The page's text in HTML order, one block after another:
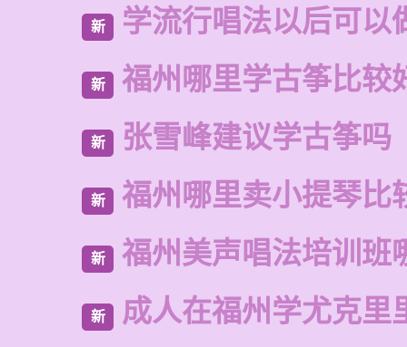
新 学流行唱法以后可以
新 福州哪里学古筝比较
新 张雪峰建议学古筝吗
新 福州哪里卖小提琴比
新 福州美声唱法培训班
新 成人在福州学尤克里